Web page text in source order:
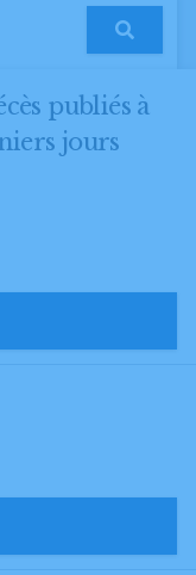
publiés à
jours